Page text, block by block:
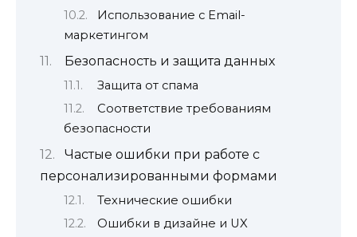
Использование с Email-
маркетингом
Безопасность и защита данных
Защита от спама
Соответствие требованиям
безопасности
Частые ошибки при работе с
персонализированными формами
Технические ошибки
Ошибки в дизайне и UX